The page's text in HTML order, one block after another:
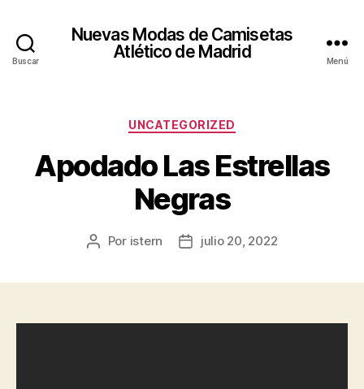
Buscar
Nuevas Modas de Camisetas
Atlético de Madrid
Menú
Categorías
UNCATEGORIZED
Apodado Las Estrellas
Negras
Autor
Por istern
Fechajulio 20, 2022